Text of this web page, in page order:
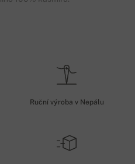
Ruční výroba v Nepálu